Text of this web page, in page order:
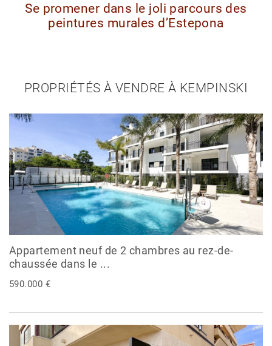
Se promener dans le joli parcours des
peintures murales d’Estepona
PROPRIÉTÉS À VENDRE À KEMPINSKI
Appartement neuf de 2 chambres au rez-de-
chaussée dans le ...
590.000 €